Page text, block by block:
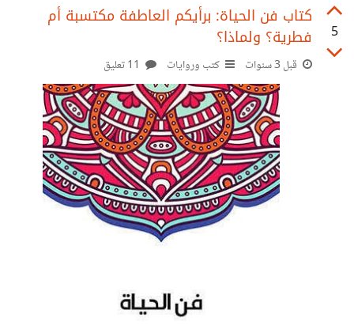
مواطني الولايات المتحدة الأمريكية يتجنبون السكن في الغرف
وفي مسح نقله الموقع أثبت أن كل سبع مبان منها مبنى واحد
فقط به طابق يحمل الرقم 13 والبقية يأتي الطابق الرابع عشر
مباشرة بعد الثاني عشر. فما سر هذا
5
كتاب فن الحياة: برأيكم العاطفة مكتسبة أم
فطرية؟ ولماذا؟
قبل 3 سنوات كتب وروايات